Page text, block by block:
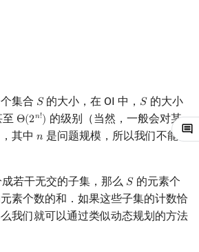
Notepad++
Kate
CLion
Checker
高级数据类型
函数
pair
常量
新版 C++ 特性
pb_ds
区别
基数排序
快速排序
堆排序
筛法
分解质因数
费马小定理 & 欧拉定理
Chirp Z 变换
多项式牛顿迭代
多项式初等函数
卡特兰数
斯特林数
伯努利数
行列式
线性空间
线性映射
Kinetic Tournament Tree
笛卡尔树
Size Balanced Tree
红黑树
可持久化可并堆
树链剖分
树上启发式合并
树分治
Stoer–Wagner 算法
稳定匹配
集合 𝑆
S的大小，在 OI 中， 𝑆
S的大小
至 Θ(2𝑛!)
Θ(2n!) 的级别（当然，一般会对某
其中 𝑛
n 是问题规模，所以我们不能
若干无交的子集，那么 𝑆
S的元素个
素个数的和．如果这些子集的计数恰
我们就可以通过类似动态规划的方法